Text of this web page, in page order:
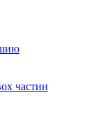
частин